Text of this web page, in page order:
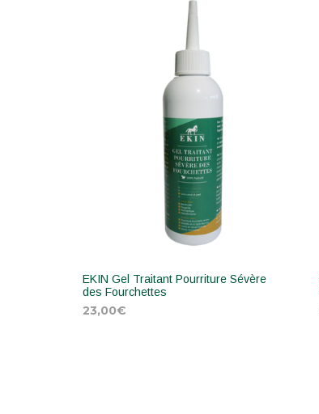
EKIN Gel Traitant Pourriture Sévère
des Fourchettes
23,00€